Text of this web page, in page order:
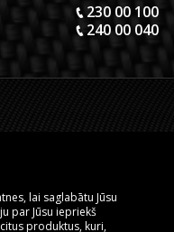
230 00 100
240 00 040
lai saglabātu Jūsu
par Jūsu iepriekš
produktus, kuri,